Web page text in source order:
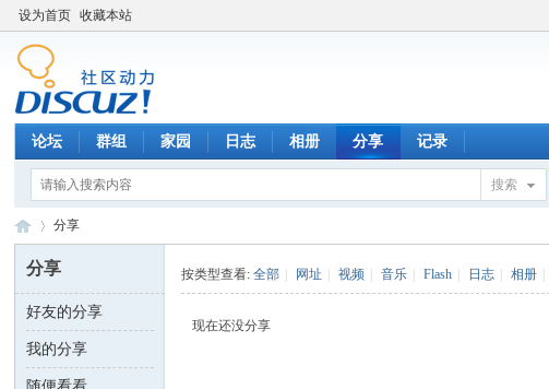
设为首页 收藏本站
论坛 群组 家园 日志 相册 分享 记录
搜索
数 ›
分享
分享
好友的分享
我的分享
按类型查看:全部 网址 视频 音乐 Flash 日志 相册
现在还没分享